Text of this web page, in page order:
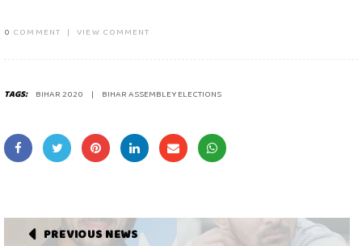
0 COMMENT | VIEW COMMENT
TAGS: BIHAR 2020 BIHAR ASSEMBLEY ELECTIONS
PREVIOUS NEWS